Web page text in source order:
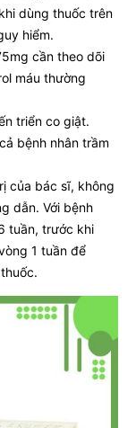
dùng thuốc trên
hiểm.
cần theo dõi
máu thường
triển co giật.
bệnh nhân trầm
của bác sĩ, không
dẫn. Với bệnh
tuần, trước khi
1 tuần để